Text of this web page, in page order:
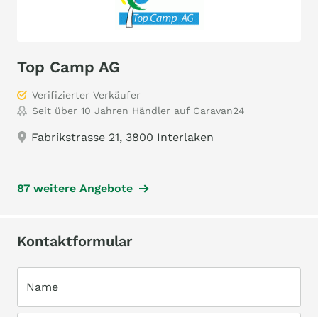
Top Camp AG
Verifizierter Verkäufer
Seit über 10 Jahren Händler auf Caravan24
Fabrikstrasse 21, 3800 Interlaken
87 weitere Angebote
Kontaktformular
Name